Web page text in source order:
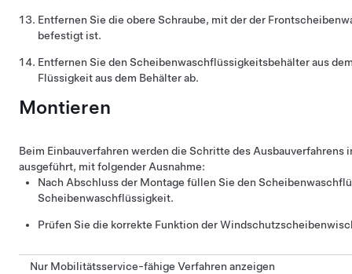
Entfernen Sie die obere Schraube, mit der der
befestigt ist.
Entfernen Sie den Scheibenwaschflüssigkeitsbehälter aus
Flüssigkeit aus dem Behälter ab.
Montieren
Beim Einbauverfahren werden die Schritte des Ausbauverfahrens
ausgeführt, mit folgender Ausnahme:
Nach Abschluss der Montage füllen Sie den
Scheibenwaschflüssigkeit.
Prüfen Sie die korrekte Funktion der
Nur Mobilitätsservice-fähige Verfahren anzeigen